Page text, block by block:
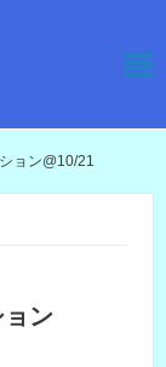
ョン@10/21
ョン